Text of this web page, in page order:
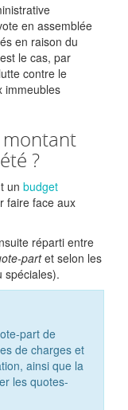
en assemblée
en raison du
le cas, par
contre le
immeubles
?
un budget
faire face aux
réparti entre
part et selon les
spéciales).
part de
de charges et
ainsi que la
les quotes-